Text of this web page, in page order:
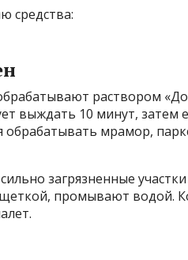
средства:
раствором
выждать 10 минут,
обрабатывать мрамор,
загрязненные
щеткой, промывают водой.